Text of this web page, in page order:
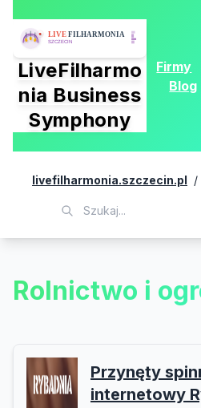
LiveFilharmo
nia Business
Symphony
Firmy
Blog
livefilharmonia.szczecin.pl /
Rolnictwo i
Przynęty
internetowy